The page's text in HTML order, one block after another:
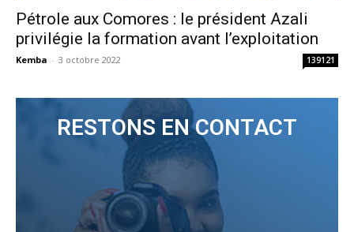
Pétrole aux Comores : le président Azali
privilégie la formation avant l’exploitation
Kemba - 3 octobre 2022 139121
RESTONS EN CONTACT